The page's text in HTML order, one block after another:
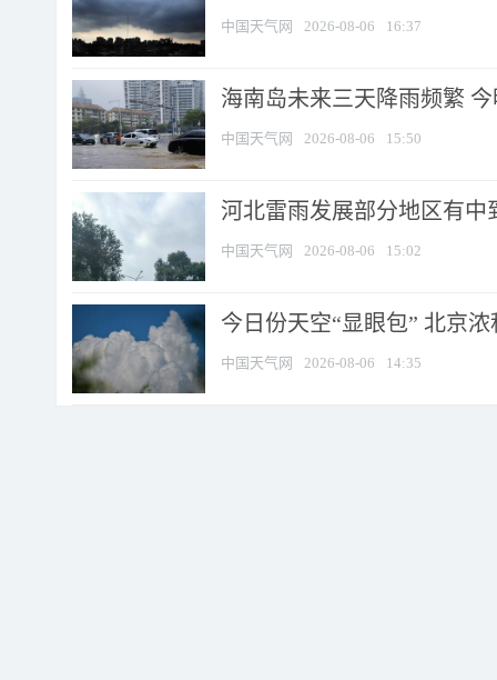
中国天气网 2026-08-06 16:37
海南岛未来三天降雨频繁
中国天气网 2026-08-06 15:50
河北雷雨发展部分地区有中
中国天气网 2026-08-06 15:02
今日份天空“显眼包” 北京
中国天气网 2026-08-06 14:35